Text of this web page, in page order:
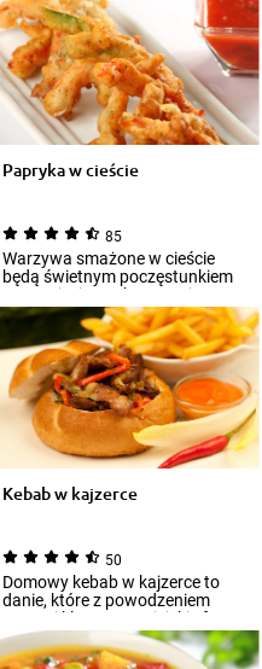
Papryka w cieście
85
Warzywa smażone w cieście
będą świetnym poczęstunkiem
na przyjęciu. Wykorzystaj np.
różnokolorowe...
Kebab w kajzerce
50
Domowy kebab w kajzerce to
danie, które z powodzeniem
zastąpi klasyczne miejskie fast
foody. Ciep...